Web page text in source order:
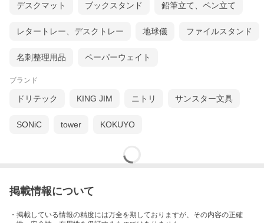
デスクマット ブックスタンド 鉛筆立て、ペン立て
レタートレー、デスクトレー 地球儀 ファイルスタンド
名刺整理用品 ペーパーウェイト
ブランド
ドリテック KING JIM ニトリ サンスター文具
SONiC tower KOKUYO
掲載情報について
・掲載している情報の精度には万全を期しておりますが、その内容の正確